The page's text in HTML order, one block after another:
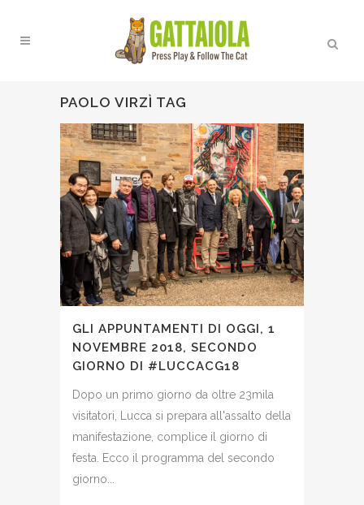
PAOLO VIRZÌ TAG
GLI APPUNTAMENTI DI OGGI, 1
NOVEMBRE 2018, SECONDO
GIORNO DI #LUCCACG18
Dopo un primo giorno da oltre 23mila
visitatori, Lucca si prepara all'assalto della
manifestazione, complice il giorno di
festa. Ecco il programma del secondo
giorno...